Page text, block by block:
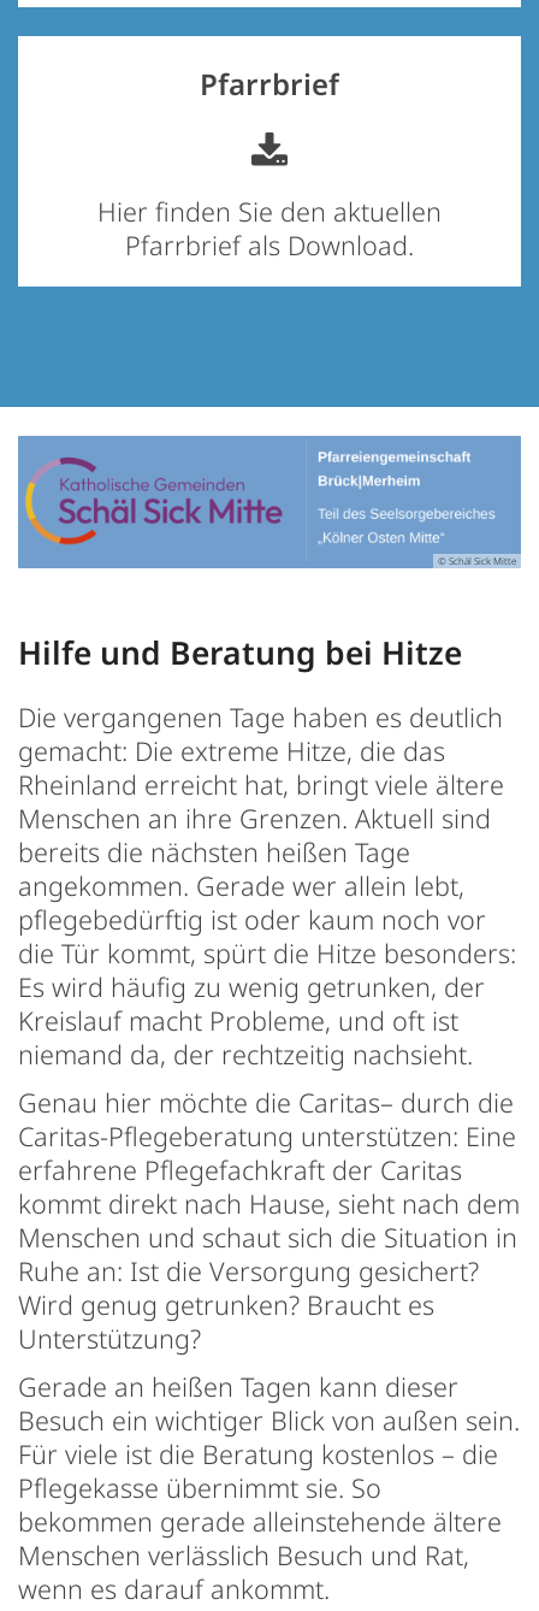
Pfarrbrief
Hier finden Sie den aktuellen
Pfarrbrief als Download.
© Schäl Sick Mitte
Hilfe und Beratung bei Hitze
Die vergangenen Tage haben es deutlich
gemacht: Die extreme Hitze, die das
Rheinland erreicht hat, bringt viele ältere
Menschen an ihre Grenzen. Aktuell sind
bereits die nächsten heißen Tage
angekommen. Gerade wer allein lebt,
pflegebedürftig ist oder kaum noch vor
die Tür kommt, spürt die Hitze besonders:
Es wird häufig zu wenig getrunken, der
Kreislauf macht Probleme, und oft ist
niemand da, der rechtzeitig nachsieht.
Genau hier möchte die Caritas– durch die
Caritas-Pflegeberatung unterstützen: Eine
erfahrene Pflegefachkraft der Caritas
kommt direkt nach Hause, sieht nach dem
Menschen und schaut sich die Situation in
Ruhe an: Ist die Versorgung gesichert?
Wird genug getrunken? Braucht es
Unterstützung?
Gerade an heißen Tagen kann dieser
Besuch ein wichtiger Blick von außen sein.
Für viele ist die Beratung kostenlos – die
Pflegekasse übernimmt sie. So
bekommen gerade alleinstehende ältere
Menschen verlässlich Besuch und Rat,
wenn es darauf ankommt.